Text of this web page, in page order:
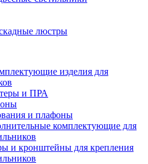
люстры
изделия для
и ПРА
и плафоны
комплектующие для
и кронштейны для крепления